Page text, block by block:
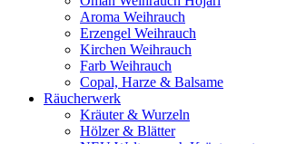
Aroma Weihrauch
Erzengel Weihrauch
Kirchen Weihrauch
Farb Weihrauch
Copal, Harze & Balsame
Räucherwerk
Kräuter & Wurzeln
Hölzer & Blätter